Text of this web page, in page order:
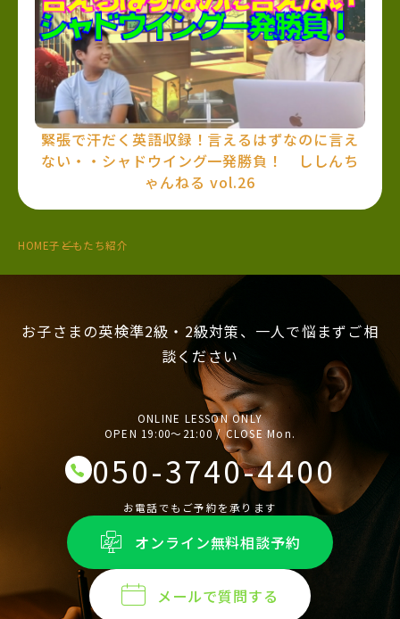
緊張で汗だく英語収録！言えるはずなのに言え
ない・・シャドウイング一発勝負！ ししんち
ゃんねる vol.26
HOME子どもたち紹介
お子さまの英検準2級・2級対策、一人で悩まずご相
談ください
ONLINE LESSON ONLY
OPEN 19:00〜21:00 / CLOSE Mon.
050-3740-4400
お電話でもご予約を承ります
オンライン無料相談予約
メールで質問する